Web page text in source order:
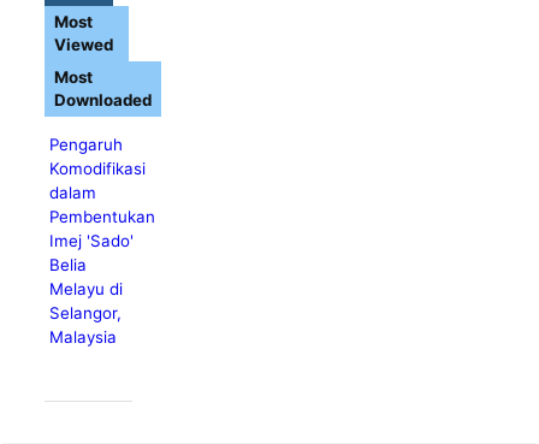
Pengaruh
Komodifikasi
dalam
Pembentukan
Imej 'Sado'
Belia
Melayu di
Selangor,
Malaysia
Most
Viewed
Most
Downloaded